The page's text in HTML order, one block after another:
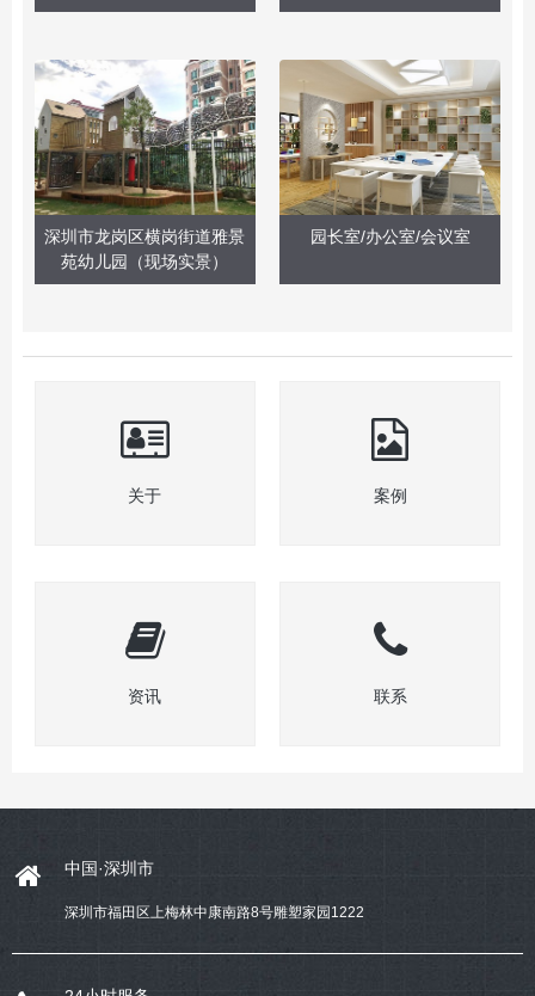
深圳市龙岗区横岗街道雅景
苑幼儿园（现场实景）
园长室/办公室/会议室
关于 案例
资讯 联系
中国·深圳市
深圳市福田区上梅林中康南路8号雕塑家园1222